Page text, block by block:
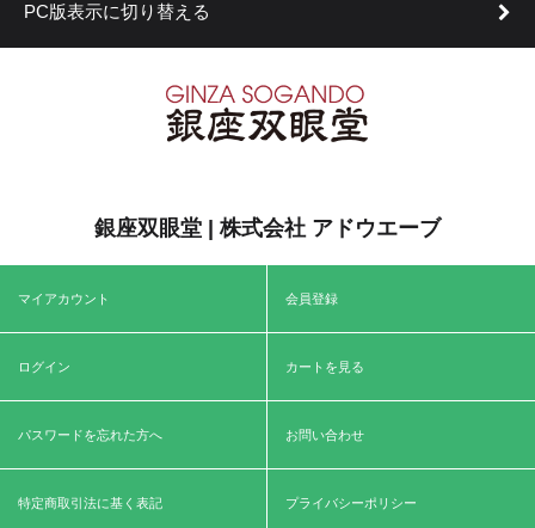
PC版表示に切り替える
銀座双眼堂 | 株式会社 アドウエーブ
マイアカウント 会員登録
ログイン カートを見る
パスワードを忘れた方へ お問い合わせ
特定商取引法に基く表記 プライバシーポリシー